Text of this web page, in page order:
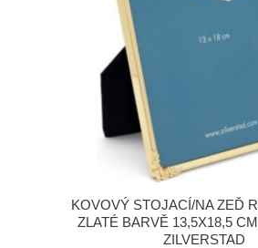
KOVOVÝ STOJACÍ/NA ZEĎ
ZLATÉ BARVĚ 13,5X18,5
ZILVERSTAD